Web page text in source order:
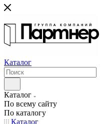
Каталог
Каталог
По всему сайту
По каталогу
Каталог